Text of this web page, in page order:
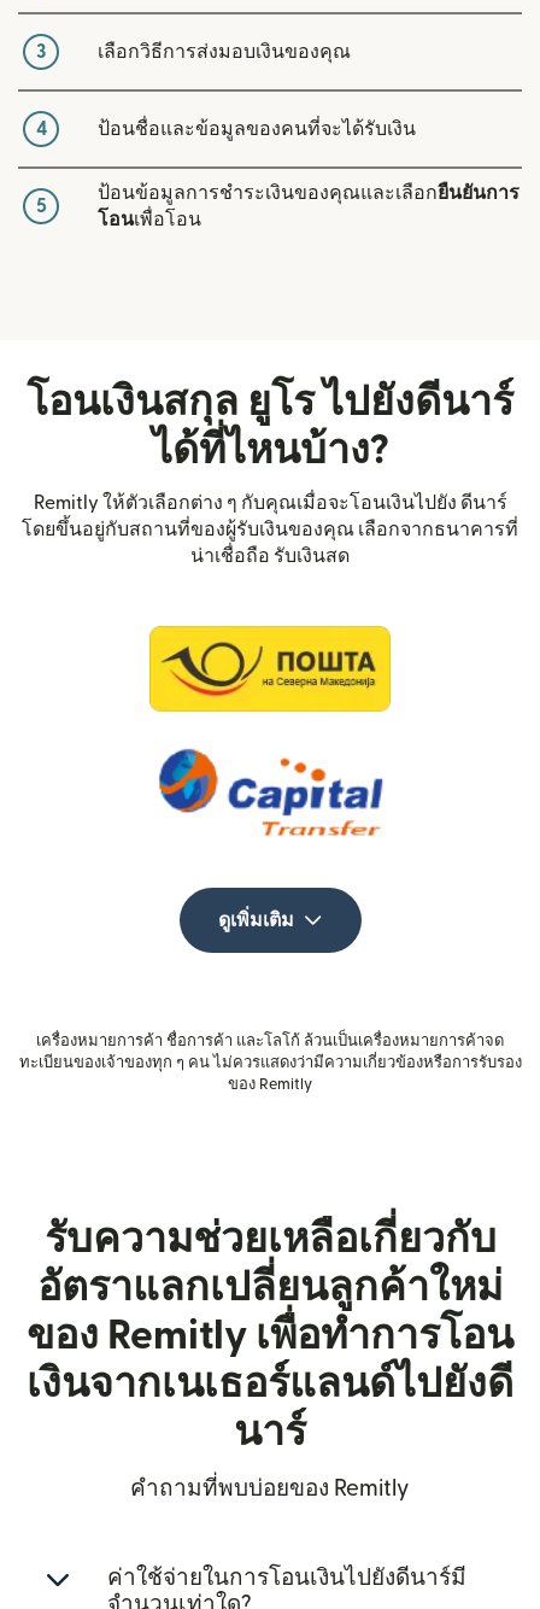
3 เลือกวิธีการส่งมอบเงินของคุณ
4 ป้อนชื่อและข้อมูลของคนที่จะได้รับเงิน
5
ป้อนข้อมูลการชำระเงินของคุณและเลือกยืนยันการ
โอนเพื่อโอน
โอนเงินสกุล ยูโร ไปยังดีนาร์
ได้ที่ไหนบ้าง?
Remitly ให้ตัวเลือกต่าง ๆ กับคุณเมื่อจะโอนเงินไปยัง ดีนาร์
โดยขึ้นอยู่กับสถานที่ของผู้รับเงินของคุณ เลือกจากธนาคารที่
น่าเชื่อถือ รับเงินสด
ดูเพิ่มเติม
เครื่องหมายการค้า ชื่อการค้า และโลโก้ ล้วนเป็นเครื่องหมายการค้าจด
ทะเบียนของเจ้าของทุก ๆ คน ไม่ควรแสดงว่ามีความเกี่ยวข้องหรือการรับรอง
ของ Remitly
รับความช่วยเหลือเกี่ยวกับ
อัตราแลกเปลี่ยนลูกค้าใหม่
ของ Remitly เพื่อทำการโอน
เงินจากเนเธอร์แลนด์ไปยังดี
นาร์
คำถามที่พบบ่อยของ Remitly
ค่าใช้จ่ายในการโอนเงินไปยังดีนาร์มี